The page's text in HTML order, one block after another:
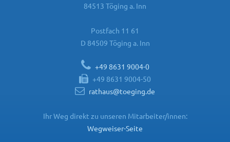
84513 Töging a. Inn
Postfach 11 61
D 84509 Töging a. Inn
+49 8631 9004-0
+49 8631 9004-50
rathaus@toeging.de
Ihr Weg direkt zu unseren Mitarbeiter/innen:
Wegweiser-Seite